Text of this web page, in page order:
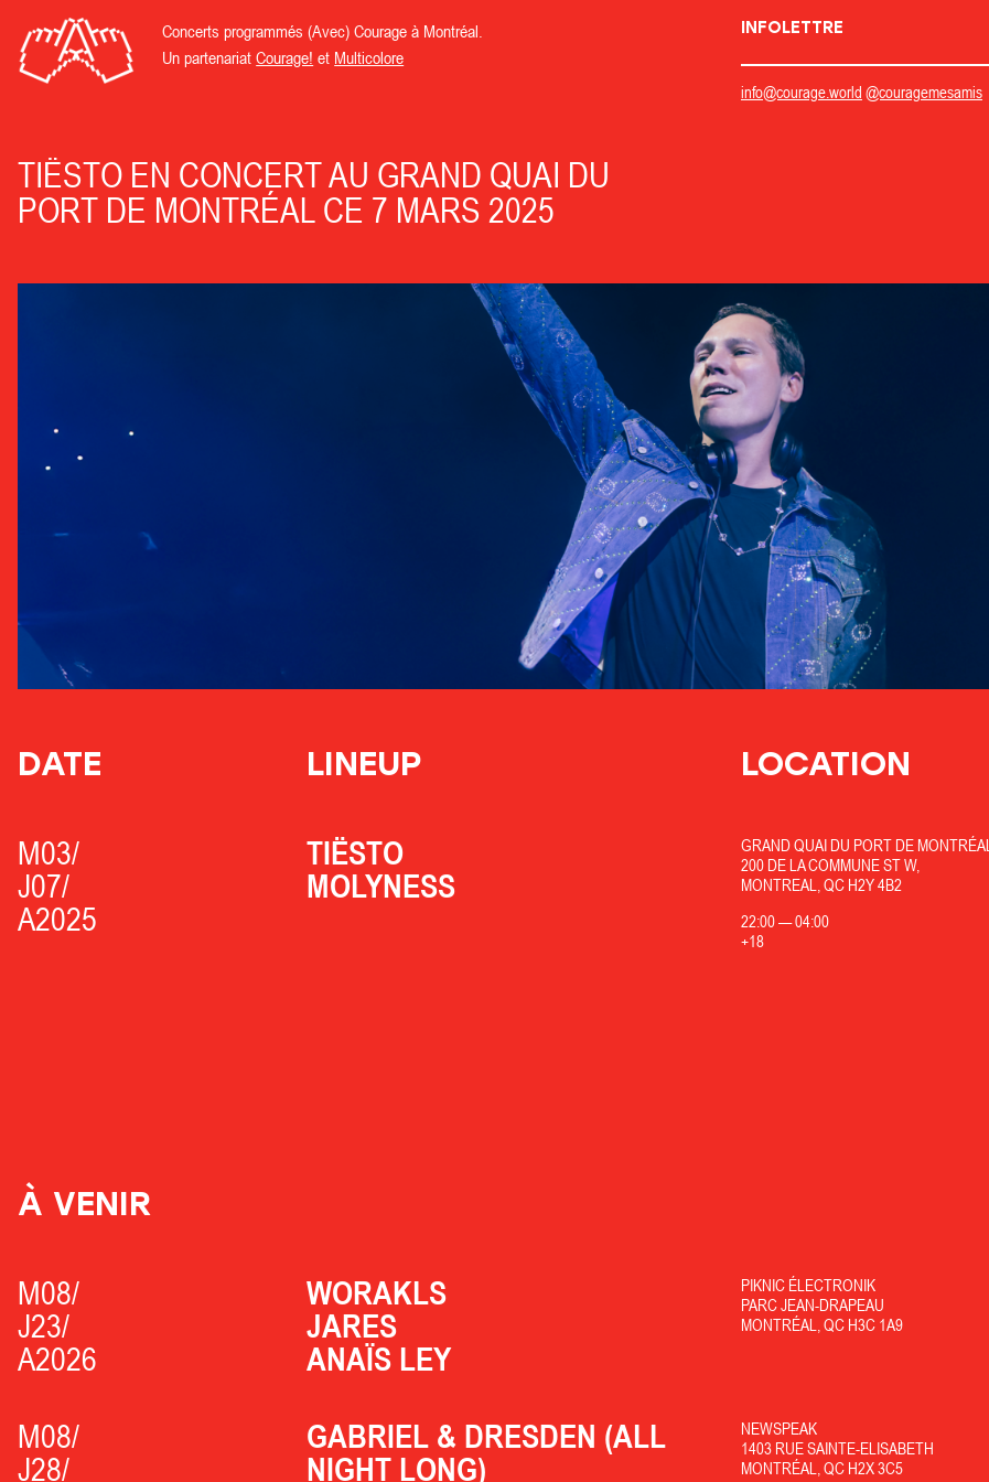
Concerts programmés (Avec) Courage à Montréal.
Un partenariatCourage! et Multicolore
INFOLETTRE
info@courage.world @couragemesamis
TIËSTO EN CONCERT AU GRAND QUAI DU
PORT DE MONTRÉAL CE 7 MARS 2025
DATE LINEUP LOCATION
M03/
J07/
A2025
TIËSTO
MOLYNESS
GRAND QUAI DU PORT DE MONTRÉAL
200 DE LA COMMUNE ST W,
MONTREAL, QC H2Y 4B2
22:00—04:00
+18
À VENIR
M08/
J23/
A2026
WORAKLS
JARES
ANAÏS LEY
PIKNIC ÉLECTRONIK
PARC JEAN-DRAPEAU
MONTRÉAL, QC H3C 1A9
M08/
J28/
GABRIEL & DRESDEN (ALL
NIGHT LONG)
NEWSPEAK
1403 RUE SAINTE-ELISABETH
MONTRÉAL, QC H2X 3C5